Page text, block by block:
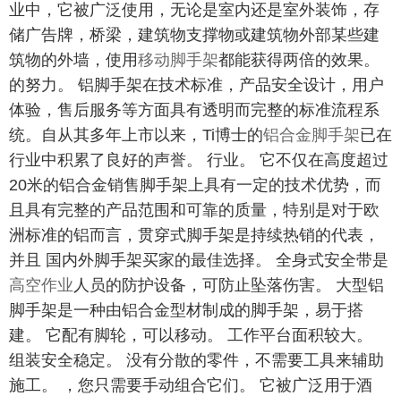
业中，它被广泛使用，无论是室内还是室外装饰，存
储广告牌，桥梁，建筑物支撑物或建筑物外部某些建
筑物的外墙，使用移动脚手架都能获得两倍的效果。
的努力。 铝脚手架在技术标准，产品安全设计，用户
体验，售后服务等方面具有透明而完整的标准流程系
统。自从其多年上市以来，Ti博士的铝合金脚手架已在
行业中积累了良好的声誉。 行业。 它不仅在高度超过
20米的铝合金销售脚手架上具有一定的技术优势，而
且具有完整的产品范围和可靠的质量，特别是对于欧
洲标准的铝而言，贯穿式脚手架是持续热销的代表，
并且 国内外脚手架买家的最佳选择。 全身式安全带是
高空作业 人员的防护设备，可防止坠落伤害。 大型铝
脚手架是一种由铝合金型材制成的脚手架，易于搭
建。 它配有脚轮，可以移动。 工作平台面积较大。
组装安全稳定。 没有分散的零件，不需要工具来辅助
施工。 ，您只需要手动组合它们。 它被广泛用于酒